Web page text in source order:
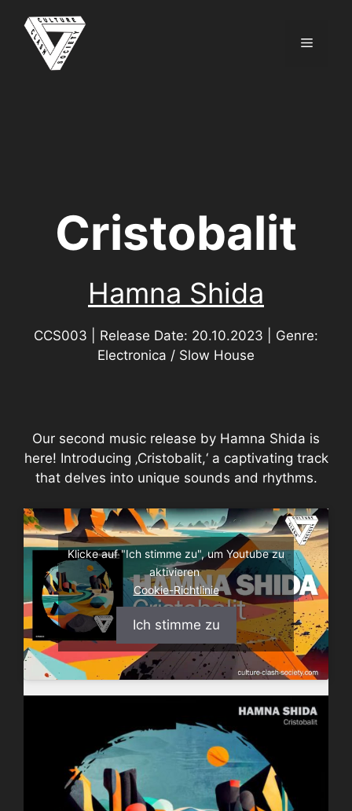
Inhalt
springen
Menü
Cristobalit
Hamna Shida
CCS003 | Release Date: 20.10.2023 | Genre:
Electronica / Slow House
Our second music release by Hamna Shida is
here! Introducing ‚Cristobalit,‘ a captivating track
that delves into unique sounds and rhythms.
Klicke auf "Ich stimme zu", um Youtube zu
aktivieren
Cookie-Richtlinie
Ich stimme zu